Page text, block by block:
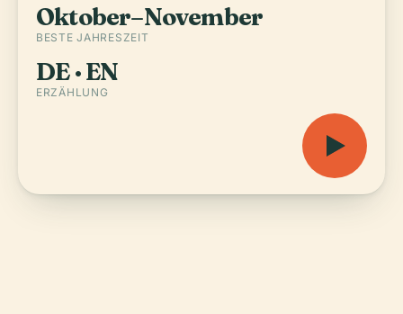
Oktober–November
BESTE JAHRESZEIT
DE · EN
ERZÄHLUNG